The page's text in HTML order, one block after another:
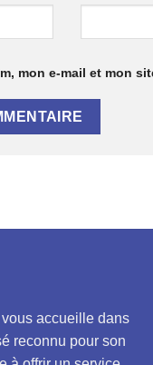
mon e-mail et mon
vous accueille dans
reconnu pour son